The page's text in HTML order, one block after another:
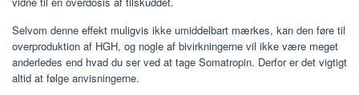
Selvom denne effekt muligvis ikke umiddelbart mærkes, kan den føre til
overproduktion af HGH, og nogle af bivirkningerne vil ikke være meget
anderledes end hvad du ser ved at tage Somatropin. Derfor er det vigtigt
altid at følge anvisningerne.